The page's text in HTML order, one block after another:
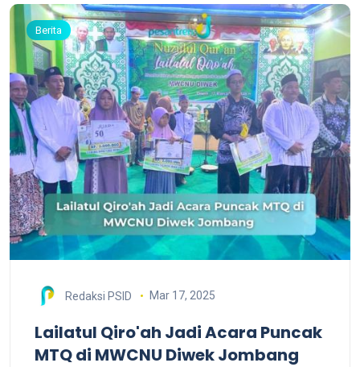
Berita
Redaksi PSID Mar 17, 2025
Lailatul Qiro'ah Jadi Acara Puncak
MTQ di MWCNU Diwek Jombang